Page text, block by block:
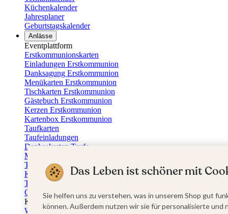
Küchenkalender
Jahresplaner
Geburtstagskalender
Anlässe
Eventplattform
Erstkommunionskarten
Einladungen Erstkommunion
Danksagung Erstkommunion
Menükarten Erstkommunion
Tischkarten Erstkommunion
Gästebuch Erstkommunion
Kerzen Erstkommunion
Kartenbox Erstkommunion
Taufkarten
Taufeinladungen
Dankeskarten Taufe
Menükarten Taufe
Tischkarten Taufe
Kirchenheft Taufe
Taufkerzen
Gästebuch Taufe
Kartenbox Taufe
Willkommensschilder Taufe
Das Leben ist schöner mit
Sie helfen uns zu verstehen, was in unserem Shop gut
können. Außerdem nutzen wir sie für personalisierte